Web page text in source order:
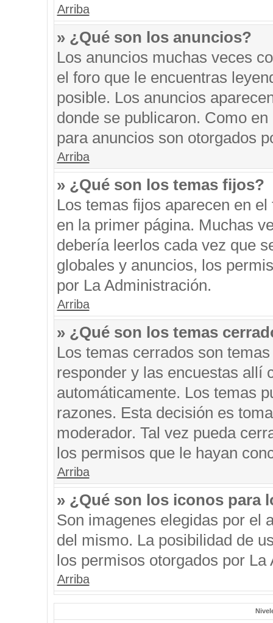
Arriba
» ¿Qué son los anuncios?
Los anuncios muchas veces
el foro que le encuentras
posible. Los anuncios
donde se publicaron. Como
para anuncios son otorgados
Arriba
» ¿Qué son los temas fijos?
Los temas fijos aparecen en
en la primer página. Muchas
debería leerlos cada vez que
globales y anuncios, los
por La Administración.
Arriba
» ¿Qué son los temas
Los temas cerrados son
responder y las encuestas allí
automáticamente. Los temas
razones. Esta decisión es
moderador. Tal vez pueda
los permisos que le hayan
Arriba
» ¿Qué son los iconos para
Son imagenes elegidas por el
del mismo. La posibilidad de
los permisos otorgados por La
Arriba